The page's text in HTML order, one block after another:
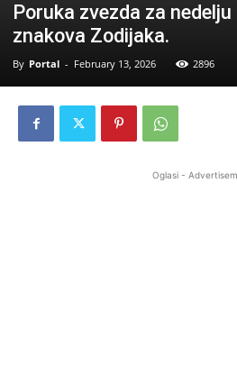
Poruka zvezda za
znakova Zodijaka.
By Portal - February 13, 2026 2896
Oglasi -